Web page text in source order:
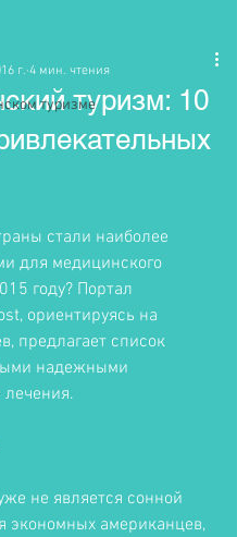
туризметуризм: 10
г. 4 мин. чтения
стали наиболее
для медицинского
году? Портал
ориентируясь на
предлагает список
надежными
не является сонной
экономных американцев,